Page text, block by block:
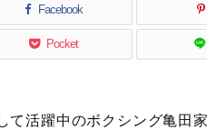
Facebook
Pocket
て活躍中のボクシング亀田